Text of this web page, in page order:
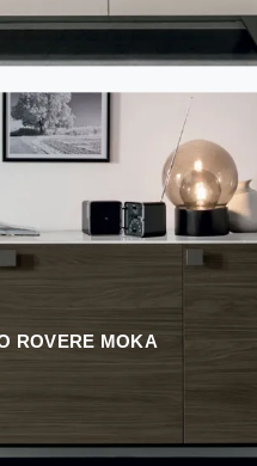
ROVERE MOKA